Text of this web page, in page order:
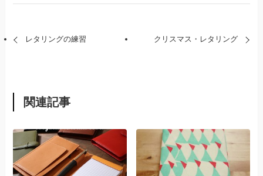
レタリングの練習 クリスマス・レタリング
関連記事